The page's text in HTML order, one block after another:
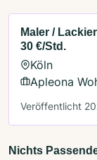
Maler /
30 €/Std.
Köln
Apleona
Veröffentlicht
Nichts